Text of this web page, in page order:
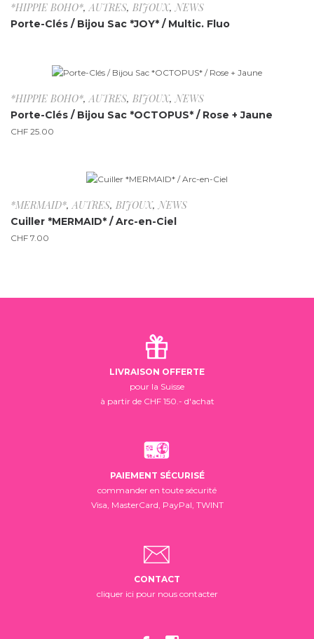
*HIPPIE BOHO*,AUTRES, BIJOUX,NEWS
Porte-Clés / Bijou Sac *JOY* / Multic. Fluo
*HIPPIE BOHO*,AUTRES, BIJOUX,NEWS
Porte-Clés / Bijou Sac *OCTOPUS* / Rose + Jaune
CHF 25.00
*MERMAID*, AUTRES, BIJOUX, NEWS
Cuiller *MERMAID* / Arc-en-Ciel
CHF 7.00
LIVRAISON OFFERTE
pour la Suisse
à partir de CHF 150.- d'achat
PAIEMENT SÉCURISÉ
commander en toute sécurité
Visa, MasterCard, PayPal, TWINT
CONTACT
cliquer ici pour nous contacter